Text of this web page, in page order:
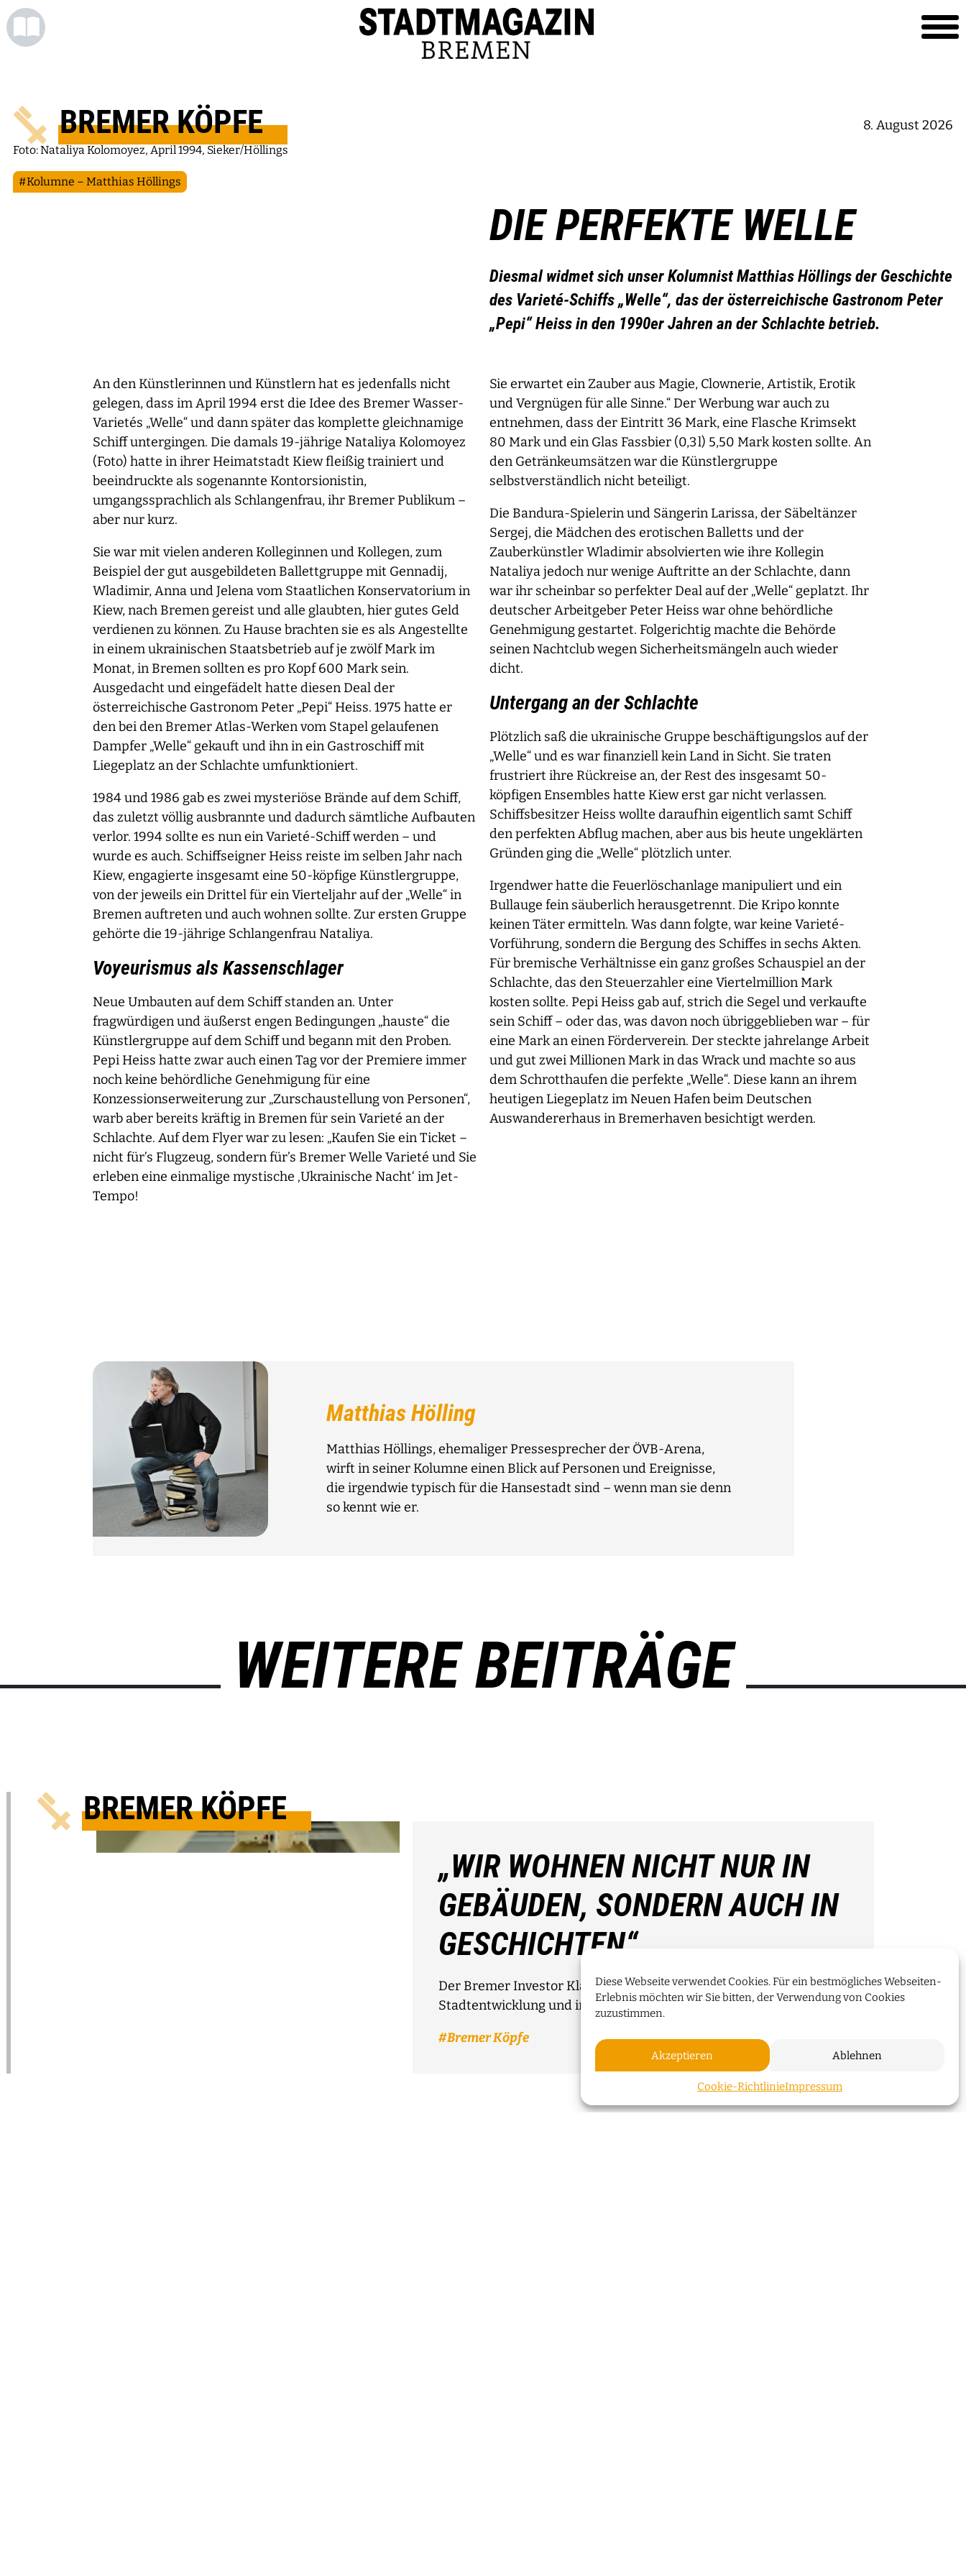
Diese Webseite verwendet Cookies. Für ein bestmögliches Webseiten-
Erlebnis möchten wir Sie bitten, der Verwendung von Cookies
zuzustimmen.
Akzeptieren Ablehnen
Cookie-RichtlinieImpressum
Foto: Nataliya Kolomoyez, April 1994, Sieker/Höllings
#Kolumne – Matthias Höllings
BREMER KÖPFE 8. August 2026
DIE PERFEKTE WELLE
Diesmal widmet sich unser Kolumnist Matthias Höllings der Geschichte
des Varieté-Schiffs „Welle“, das der österreichische Gastronom Peter
„Pepi“ Heiss in den 1990er Jahren an der Schlachte betrieb.
An den Künstlerinnen und Künstlern hat es jedenfalls nicht
gelegen, dass im April 1994 erst die Idee des Bremer Wasser-
Varietés „Welle“ und dann später das komplette gleichnamige
Schiff untergingen. Die damals 19-jährige Nataliya Kolomoyez
(Foto) hatte in ihrer Heimatstadt Kiew fleißig trainiert und
beeindruckte als sogenannte Kontorsionistin,
umgangssprachlich als Schlangenfrau, ihr Bremer Publikum –
aber nur kurz.
Sie war mit vielen anderen Kolleginnen und Kollegen, zum
Beispiel der gut ausgebildeten Ballettgruppe mit Gennadij,
Wladimir, Anna und Jelena vom Staatlichen Konservatorium in
Kiew, nach Bremen gereist und alle glaubten, hier gutes Geld
verdienen zu können. Zu Hause brachten sie es als Angestellte
in einem ukrainischen Staatsbetrieb auf je zwölf Mark im
Monat, in Bremen sollten es pro Kopf 600 Mark sein.
Ausgedacht und eingefädelt hatte diesen Deal der
österreichische Gastronom Peter „Pepi“ Heiss. 1975 hatte er
den bei den Bremer Atlas-Werken vom Stapel gelaufenen
Dampfer „Welle“ gekauft und ihn in ein Gastroschiff mit
Liegeplatz an der Schlachte umfunktioniert.
1984 und 1986 gab es zwei mysteriöse Brände auf dem Schiff,
das zuletzt völlig ausbrannte und dadurch sämtliche Aufbauten
verlor. 1994 sollte es nun ein Varieté-Schiff werden – und
wurde es auch. Schiffseigner Heiss reiste im selben Jahr nach
Kiew, engagierte insgesamt eine 50-köpfige Künstlergruppe,
von der jeweils ein Drittel für ein Vierteljahr auf der „Welle“ in
Bremen auftreten und auch wohnen sollte. Zur ersten Gruppe
gehörte die 19-jährige Schlangenfrau Nataliya.
Voyeurismus als Kassenschlager
Neue Umbauten auf dem Schiff standen an. Unter
fragwürdigen und äußerst engen Bedingungen „hauste“ die
Künstlergruppe auf dem Schiff und begann mit den Proben.
Pepi Heiss hatte zwar auch einen Tag vor der Premiere immer
noch keine behördliche Genehmigung für eine
Konzessionserweiterung zur „Zurschaustellung von Personen“,
warb aber bereits kräftig in Bremen für sein Varieté an der
Schlachte. Auf dem Flyer war zu lesen: „Kaufen Sie ein Ticket –
nicht für’s Flugzeug, sondern für’s Bremer Welle Varieté und Sie
erleben eine einmalige mystische ‚Ukrainische Nacht‘ im Jet-
Tempo!
Sie erwartet ein Zauber aus Magie, Clownerie, Artistik, Erotik
und Vergnügen für alle Sinne.“ Der Werbung war auch zu
entnehmen, dass der Eintritt 36 Mark, eine Flasche Krimsekt
80 Mark und ein Glas Fassbier (0,3 l) 5,50 Mark kosten sollte. An
den Getränkeumsätzen war die Künstlergruppe
selbstverständlich nicht beteiligt.
Die Bandura-Spielerin und Sängerin Larissa, der Säbeltänzer
Sergej, die Mädchen des erotischen Balletts und der
Zauberkünstler Wladimir absolvierten wie ihre Kollegin
Nataliya jedoch nur wenige Auftritte an der Schlachte, dann
war ihr scheinbar so perfekter Deal auf der „Welle“ geplatzt. Ihr
deutscher Arbeitgeber Peter Heiss war ohne behördliche
Genehmigung gestartet. Folgerichtig machte die Behörde
seinen Nachtclub wegen Sicherheitsmängeln auch wieder
dicht.
Untergang an der Schlachte
Plötzlich saß die ukrainische Gruppe beschäftigungslos auf der
„Welle“ und es war finanziell kein Land in Sicht. Sie traten
frustriert ihre Rückreise an, der Rest des insgesamt 50-
köpfigen Ensembles hatte Kiew erst gar nicht verlassen.
Schiffsbesitzer Heiss wollte daraufhin eigentlich samt Schiff
den perfekten Abflug machen, aber aus bis heute ungeklärten
Gründen ging die „Welle“ plötzlich unter.
Irgendwer hatte die Feuerlöschanlage manipuliert und ein
Bullauge fein säuberlich herausgetrennt. Die Kripo konnte
keinen Täter ermitteln. Was dann folgte, war keine Varieté-
Vorführung, sondern die Bergung des Schiffes in sechs Akten.
Für bremische Verhältnisse ein ganz großes Schauspiel an der
Schlachte, das den Steuerzahler eine Viertelmillion Mark
kosten sollte. Pepi Heiss gab auf, strich die Segel und verkaufte
sein Schiff – oder das, was davon noch übriggeblieben war – für
eine Mark an einen Förderverein. Der steckte jahrelange Arbeit
und gut zwei Millionen Mark in das Wrack und machte so aus
dem Schrotthaufen die perfekte „Welle“. Diese kann an ihrem
heutigen Liegeplatz im Neuen Hafen beim Deutschen
Auswandererhaus in Bremerhaven besichtigt werden.
Matthias Hölling
Matthias Höllings, ehemaliger Pressesprecher der ÖVB-Arena,
wirft in seiner Kolumne einen Blick auf Personen und Ereignisse,
die irgendwie typisch für die Hansestadt sind – wenn man sie denn
so kennt wie er.
WEITERE BEITRÄGE
BREMER KÖPFE
„WIR WOHNEN NICHT NUR IN
GEBÄUDEN, SONDERN AUCH IN
GESCHICHTEN“
Der Bremer Investor Klaus Meier über die Überseeinsel,
Stadtentwicklung und innovative Energiekonzepte
Bremer Köpfe
WEITERLESEN